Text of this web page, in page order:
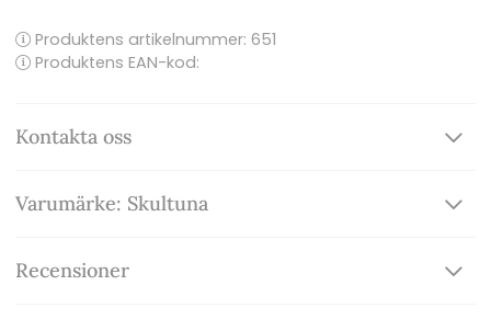
Produktens artikelnummer: 651
Produktens EAN-kod:
Kontakta oss
Varumärke: Skultuna
Recensioner